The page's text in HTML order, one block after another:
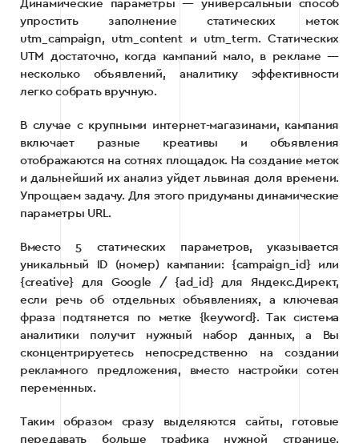
Динамические параметры — универсальный способ
упростить заполнение статических меток
utm_campaign, utm_content и utm_term. Статических
UTM достаточно, когда кампаний мало, в рекламе —
несколько объявлений, аналитику эффективности
легко собрать вручную.
В случае с крупными интернет-магазинами, кампания
включает разные креативы и объявления
отображаются на сотнях площадок. На создание меток
и дальнейший их анализ уйдет львиная доля времени.
Упрощаем задачу. Для этого придуманы динамические
параметры URL.
Вместо 5 статических параметров, указывается
уникальный ID (номер) кампании: {campaign_id} или
{creative} для Google / {ad_id} для Яндекс.Директ,
если речь об отдельных объявлениях, а ключевая
фраза подтянется по метке {keyword}. Так система
аналитики получит нужный набор данных, а Вы
сконцентрируетесь непосредственно на создании
рекламного предложения, вместо настройки сотен
переменных.
Таким образом сразу выделяются сайты, готовые
передавать больше трафика нужной странице,